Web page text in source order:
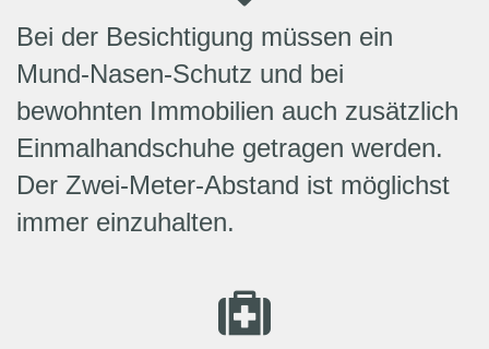
Bei der Besichtigung müssen ein
Mund-Nasen-Schutz und bei
bewohnten Immobilien auch zusätzlich
Einmalhandschuhe getragen werden.
Der Zwei-Meter-Abstand ist möglichst
immer einzuhalten.